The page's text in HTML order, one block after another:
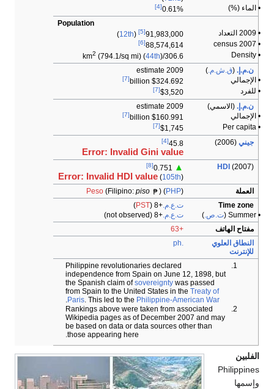
• الماء (%)
0.61%
[4]
Population
• 2009 التعداد
91,983,000
[5]
(
12th
)
• 2007 census
88,574,614
[6]
• Density
306.6/km
2 (794.1/sq mi) (44th)
ن.م.إ. (ق.ش.م.)
2009 estimate
• الإجمالي
$324.692 billion
[7]
• للفرد $3,520
[7]
ن.م.إ. (الاسمي)
2009 estimate
• الإجمالي
$160.991 billion
[7]
• Per capita
$1,745
[7]
جيني (2006)
45.8
[4]
Error: Invalid Gini value
HDI (2007)
▲
[8]
Error: Invalid HDI value(105th)
العملة
Peso(Filipino: piso ) (PHP)
Time zone
ت.ع.م.+8
(
PST
)
• Summer (
ت.ص.) ت.ع.م.+8
(not observed)
مفتاح الهاتف
+63
النطاق العلوي
للإنترنت
.ph
Philippine revolutionaries declared
independence from Spain on June 12, 1898, but
the Spanish claim ofsovereigntywas passed
from Spain to the United States in the Treaty of
Paris. This led to the Philippine-American War
.
Rankings above were taken from associated
Wikipedia pages as of December 2007 and may
be based on data or data sources other than
those appearing here.
الفلبين
Philippines
وإسمها